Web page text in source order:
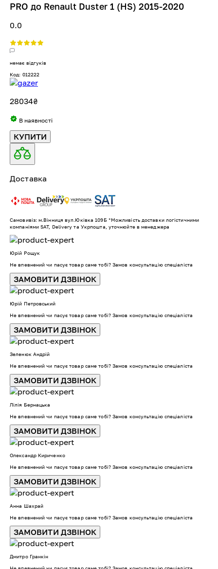
PRO до Renault Duster 1 (HS) 2015-2020
0.0
немає відгуків
Код: 012222
28034₴
В наявності
КУПИТИ
Доставка
Самовивіз: м.Вінниця вул.Юківка 109Б *Можливість доставки логістичними
компаніями SAT, Delivery та Укрпошта, уточнюйте в менеджера
Юрій Рощук
Не впевнений чи пасує товар саме тобі? Замов консультацію спеціаліста
ЗАМОВИТИ ДЗВІНОК
Юрій Петровський
Не впевнений чи пасує товар саме тобі? Замов консультацію спеціаліста
ЗАМОВИТИ ДЗВІНОК
Зеленюк Андрій
Не впевнений чи пасує товар саме тобі? Замов консультацію спеціаліста
ЗАМОВИТИ ДЗВІНОК
Лілія Бернацька
Не впевнений чи пасує товар саме тобі? Замов консультацію спеціаліста
ЗАМОВИТИ ДЗВІНОК
Олександр Кириченко
Не впевнений чи пасує товар саме тобі? Замов консультацію спеціаліста
ЗАМОВИТИ ДЗВІНОК
Анна Шахрай
Не впевнений чи пасує товар саме тобі? Замов консультацію спеціаліста
ЗАМОВИТИ ДЗВІНОК
Дмитро Гранкін
Не впевнений чи пасує товар саме тобі? Замов консультацію спеціаліста